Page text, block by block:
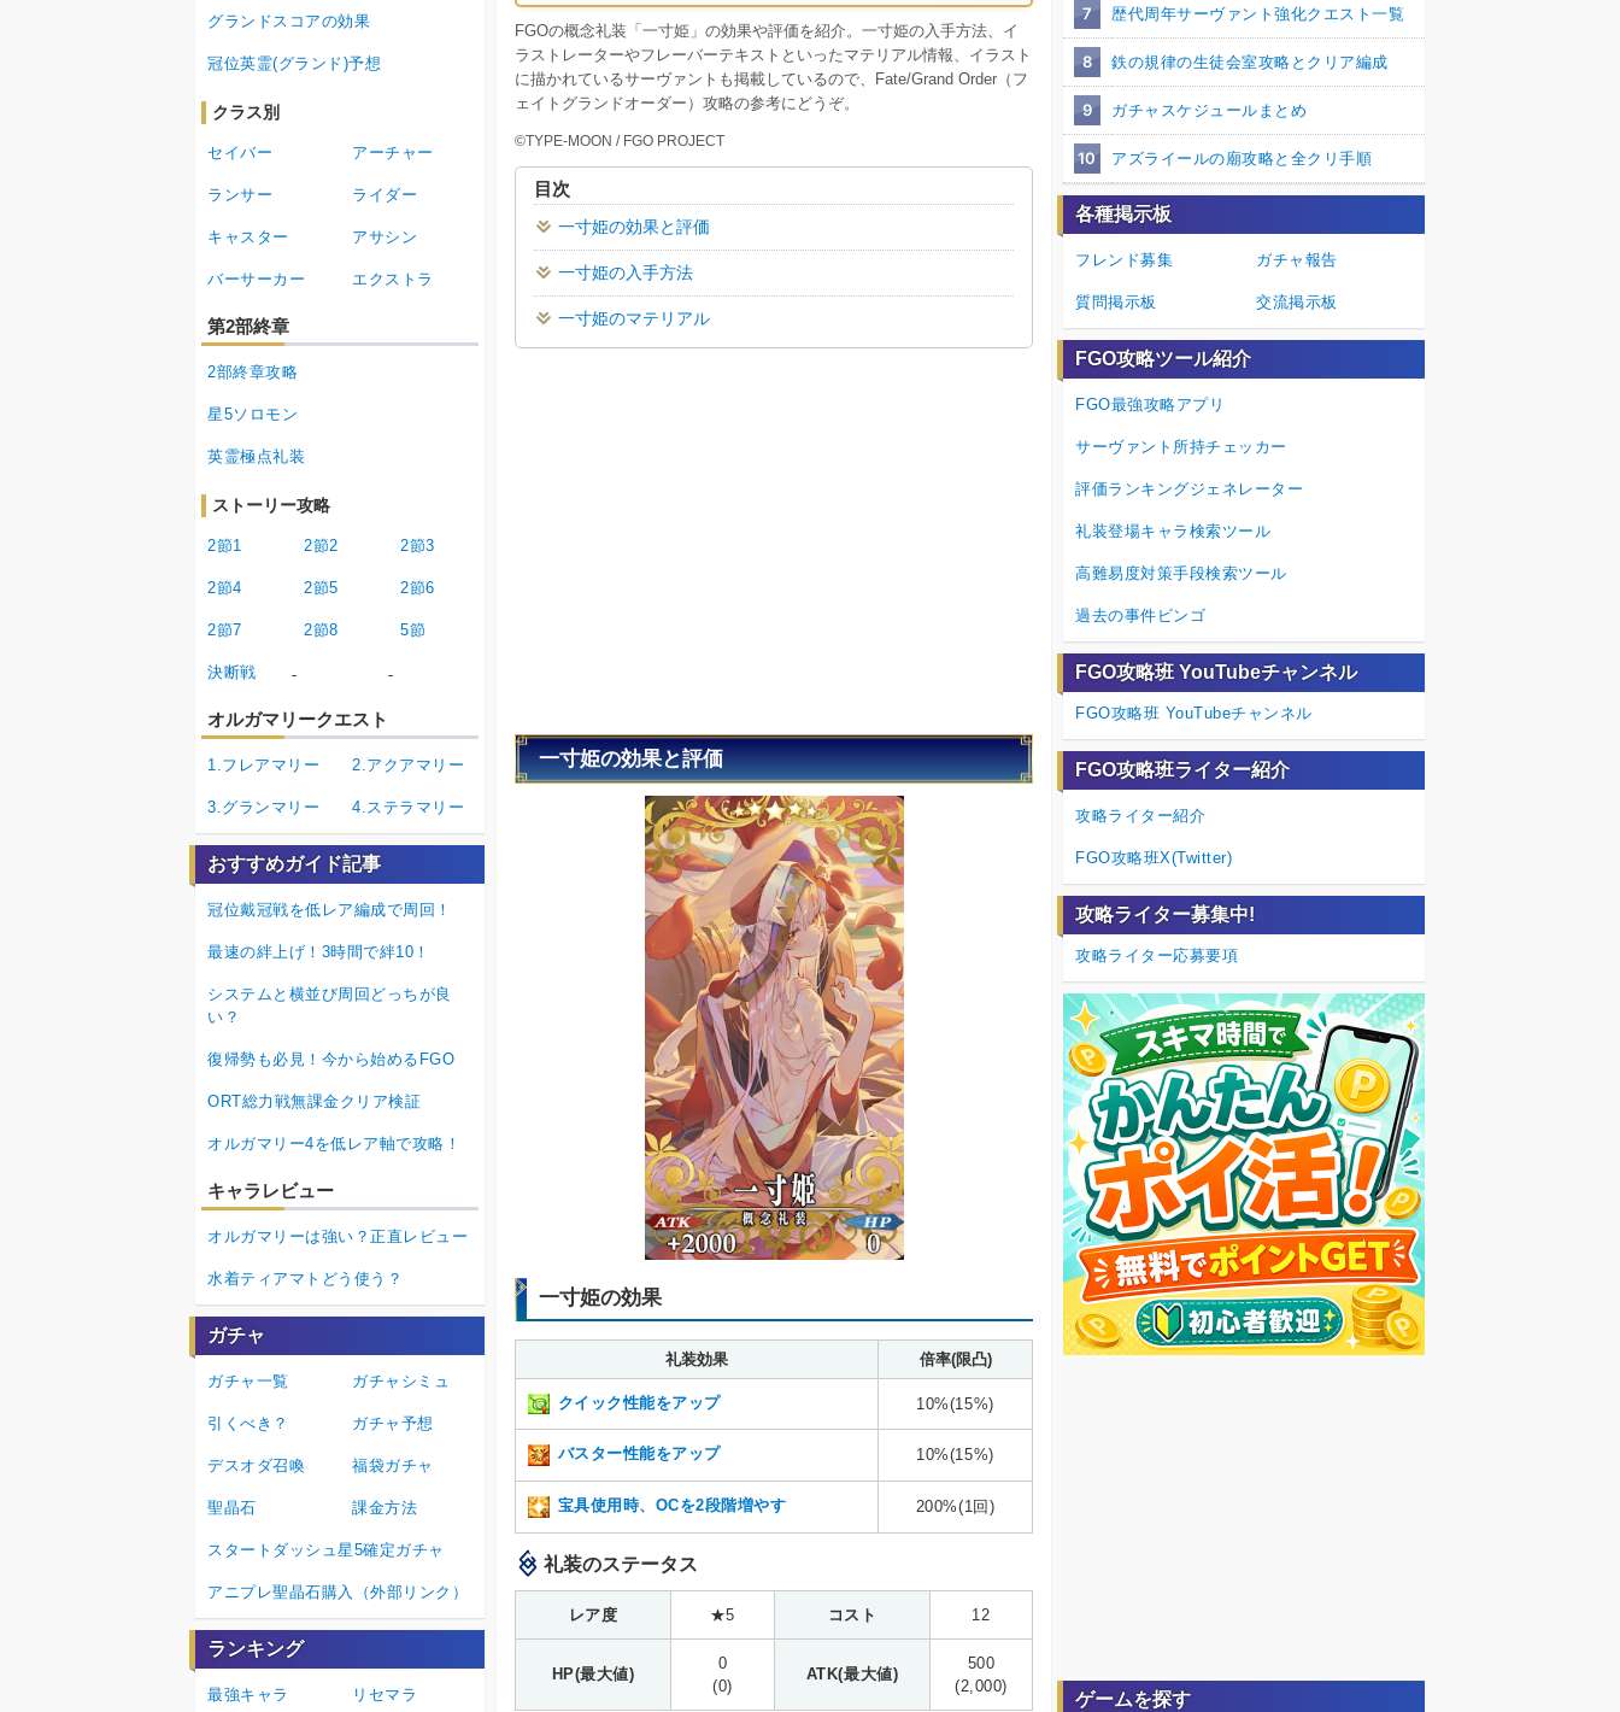
FGOの概念礼装「一寸姫」の効果や評価を紹介。一寸姫の入手方法、イ
ラストレーターやフレーバーテキストといったマテリアル情報、イラスト
に描かれているサーヴァントも掲載しているので、Fate/Grand Order（フ
ェイトグランドオーダー）攻略の参考にどうぞ。
©TYPE-MOON / FGO PROJECT
目次
一寸姫の効果と評価
一寸姫の入手方法
一寸姫のマテリアル
一寸姫の効果と評価
一寸姫の効果
礼装効果 倍率(限凸)
クイック性能をアップ 10%(15%)
バスター性能をアップ 10%(15%)
宝具使用時、OCを2段階増やす 200%(1回)
礼装のステータス
レア度 ★5 コスト 12
HP(最大値)
0
(0)
ATK(最大値)
500
(2,000)
7 歴代周年サーヴァント強化クエスト一覧
8 鉄の規律の生徒会室攻略とクリア編成
9 ガチャスケジュールまとめ
10 アズライールの廟攻略と全クリ手順
各種掲示板
フレンド募集 ガチャ報告
質問掲示板 交流掲示板
FGO攻略ツール紹介
FGO最強攻略アプリ
サーヴァント所持チェッカー
評価ランキングジェネレーター
礼装登場キャラ検索ツール
高難易度対策手段検索ツール
過去の事件ビンゴ
FGO攻略班 YouTubeチャンネル
FGO攻略班 YouTubeチャンネル
FGO攻略班ライター紹介
攻略ライター紹介
FGO攻略班X(Twitter)
攻略ライター募集中!
攻略ライター応募要項
ゲームを探す
グランドスコアの効果
冠位英霊(グランド)予想
クラス別
セイバー アーチャー
ランサー ライダー
キャスター アサシン
バーサーカー エクストラ
第2部終章
2部終章攻略
星5ソロモン
英霊極点礼装
ストーリー攻略
2節1 2節2 2節3
2節4 2節5 2節6
2節7 2節8 5節
決断戦 - -
オルガマリークエスト
1.フレアマリー 2.アクアマリー
3.グランマリー 4.ステラマリー
おすすめガイド記事
冠位戴冠戦を低レア編成で周回！
最速の絆上げ！3時間で絆10！
システムと横並び周回どっちが良
い？
復帰勢も必見！今から始めるFGO
ORT総力戦無課金クリア検証
オルガマリー4を低レア軸で攻略！
キャラレビュー
オルガマリーは強い？正直レビュー
水着ティアマトどう使う？
ガチャ
ガチャ一覧 ガチャシミュ
引くべき？ ガチャ予想
デスオダ召喚 福袋ガチャ
聖晶石 課金方法
スタートダッシュ星5確定ガチャ
アニプレ聖晶石購入（外部リンク）
ランキング
最強キャラ リセマラ